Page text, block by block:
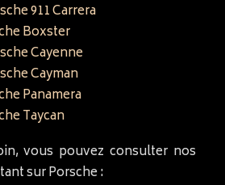
911 Carrera
Boxster
Cayenne
Cayman
Panamera
Taycan
vous pouvez consulter nos
sur Porsche :